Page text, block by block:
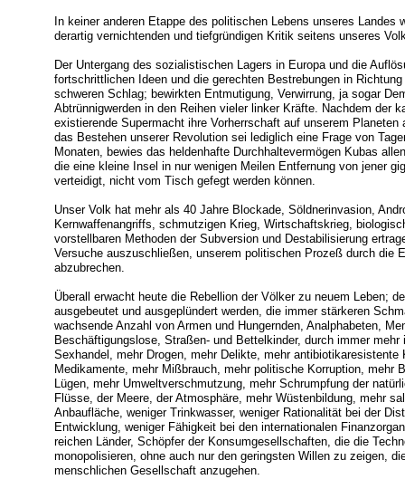
In keiner anderen Etappe des politischen Lebens unseres Landes
derartig vernichtenden und tiefgründigen Kritik seitens unseres
Der Untergang des sozialistischen Lagers in Europa und die
fortschrittlichen Ideen und die gerechten Bestrebungen in
schweren Schlag; bewirkten Entmutigung, Verwirrung, ja sogar
Abtrünnigwerden in den Reihen vieler linker Kräfte. Nachdem der
existierende Supermacht ihre Vorherrschaft auf unserem Planeten
das Bestehen unserer Revolution sei lediglich eine Frage von
Monaten, bewies das heldenhafte Durchhaltevermögen Kubas
die eine kleine Insel in nur wenigen Meilen Entfernung von jener
verteidigt, nicht vom Tisch gefegt werden können.
Unser Volk hat mehr als 40 Jahre Blockade, Söldnerinvasion,
Kernwaffenangriffs, schmutzigen Krieg, Wirtschaftskrieg,
vorstellbaren Methoden der Subversion und Destabilisierung
Versuche auszuschließen, unserem politischen Prozeß durch die
abzubrechen.
Überall erwacht heute die Rebellion der Völker zu neuem Leben;
ausgebeutet und ausgeplündert werden, die immer stärkeren
wachsende Anzahl von Armen und Hungernden, Analphabeten,
Beschäftigungslose, Straßen- und Bettelkinder, durch immer
Sexhandel, mehr Drogen, mehr Delikte, mehr
Medikamente, mehr Mißbrauch, mehr politische Korruption, mehr
Lügen, mehr Umweltverschmutzung, mehr Schrumpfung der
Flüsse, der Meere, der Atmosphäre, mehr Wüstenbildung, mehr
Anbaufläche, weniger Trinkwasser, weniger Rationalität bei der
Entwicklung, weniger Fähigkeit bei den internationalen
reichen Länder, Schöpfer der Konsumgesellschaften, die die
monopolisieren, ohne auch nur den geringsten Willen zu zeigen,
menschlichen Gesellschaft anzugehen.